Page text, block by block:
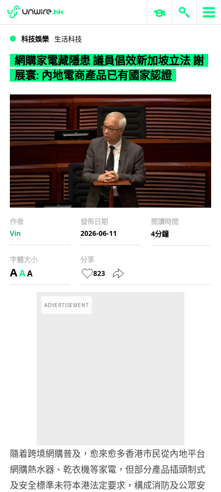
WWDC 2026 ERP 與商業 AI
科技娛樂 生活科技
網購家電藏隱患 議員倡效新加坡立法 謝
展寰: 內地電商產品已有國家認證
作者
Vin
發佈日期
2026-06-11
閱讀時間
4分鐘
字體大小
AAA
分享
823
ADVERTISEMENT
隨着跨境網購普及，愈來愈多香港市民從內地平台
網購熱水器、乾衣機等家電，但部分產品插頭制式
及安全標準未符本港法定要求，構成消防及公眾安